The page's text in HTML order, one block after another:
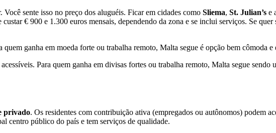
sente isso no preço dos aluguéis. Ficar em cidades como Sliema, St. Julian’s e
€ 900 e 1.300 euros mensais, dependendo da zona e se inclui serviços. Se quer
quem ganha em moeda forte ou trabalha remoto, Malta segue é opção bem cômoda
Para quem ganha em divisas fortes ou trabalha remoto, Malta segue
privado. Os residentes com contribuição ativa (empregados ou autônomos) podem
centro público do país e tem serviços de qualidade.